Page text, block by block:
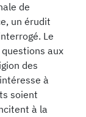
de
un érudit
Le
aux
des
à
soient
à la